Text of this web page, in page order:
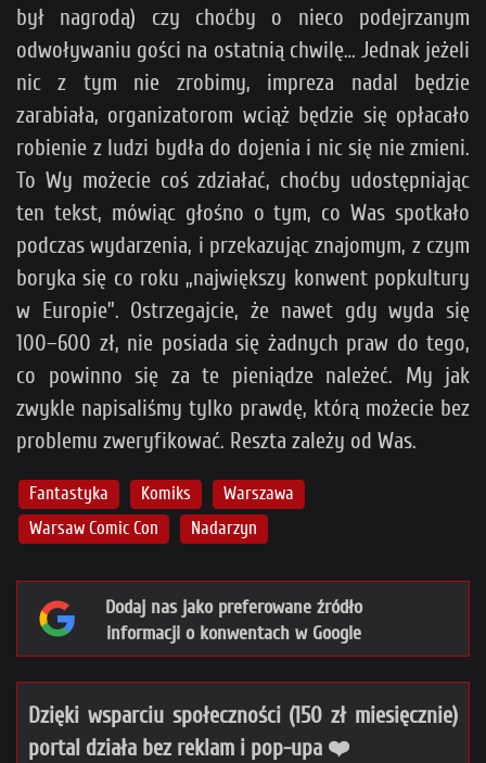
był nagrodą) czy choćby o nieco podejrzanym
odwoływaniu gości na ostatnią chwilę… Jednak jeżeli
nic z tym nie zrobimy, impreza nadal będzie
zarabiała, organizatorom wciąż będzie się opłacało
robienie z ludzi bydła do dojenia i nic się nie zmieni.
To Wy możecie coś zdziałać, choćby udostępniając
ten tekst, mówiąc głośno o tym, co Was spotkało
podczas wydarzenia, i przekazując znajomym, z czym
boryka się co roku „największy konwent popkultury
w Europie”. Ostrzegajcie, że nawet gdy wyda się
100–600 zł, nie posiada się żadnych praw do tego,
co powinno się za te pieniądze należeć. My jak
zwykle napisaliśmy tylko prawdę, którą możecie bez
problemu zweryfikować. Reszta zależy od Was.
Fantastyka Komiks
Warszawa
Warsaw Comic Con
Nadarzyn
Dodaj nas jako preferowane źródło
informacji o konwentach w Google
Dzięki wsparciu społeczności (150 zł miesięcznie)
portal działa bez reklam i pop-upa ❤️